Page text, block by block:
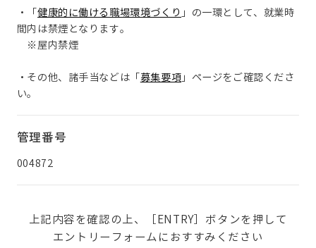
・「健康的に働ける職場環境づくり 」の一環として、就業時
間内は禁煙となります。
※屋内禁煙
・その他、諸手当などは「募集要項 」ページをご確認くださ
い。
管理番号
004872
上記内容を確認の上、［ENTRY］ボタンを押して
エントリーフォームにおすすみください